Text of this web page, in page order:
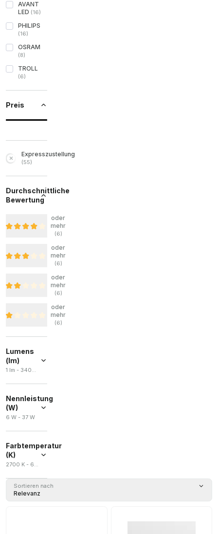
AVANT
LED (16)
PHILIPS
(16)
OSRAM
(8)
TROLL
(6)
Preis
Expresszustellung
(55)
Durchschnittliche
Bewertung
oder
mehr
(6)
oder
mehr
(6)
oder
mehr
(6)
oder
mehr
(6)
Lumens
(lm)
1 lm - 3400 lm
Nennleistung
(W)
6 W - 37 W
Farbtemperatur
(K)
2700 K - 6000 K
Sortieren nach
Relevanz